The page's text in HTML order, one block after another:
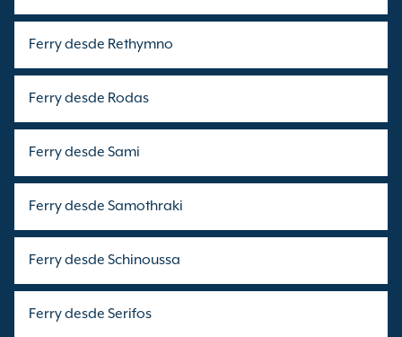
Ferry desde Rethymno
Ferry desde Rodas
Ferry desde Sami
Ferry desde Samothraki
Ferry desde Schinoussa
Ferry desde Serifos